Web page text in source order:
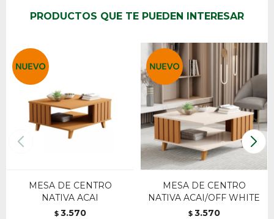
PRODUCTOS QUE TE PUEDEN INTERESAR
MESA DE CENTRO
NATIVA ACAI
$ 3.570
MESA DE CENTRO
NATIVA ACAI/OFF WHITE
$ 3.570